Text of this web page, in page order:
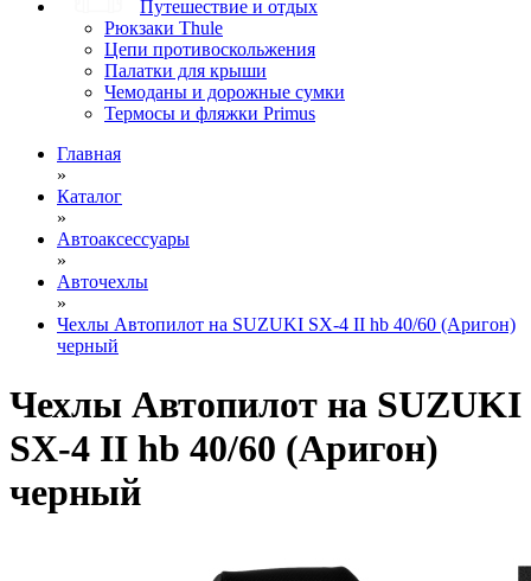
Путешествие и отдых
Рюкзаки Thule
Цепи противоскольжения
Палатки для крыши
Чемоданы и дорожные сумки
Термосы и фляжки Primus
Главная
»
Каталог
»
Автоаксессуары
»
Авточехлы
»
Чехлы Автопилот на SUZUKI SX-4 II hb 40/60 (Аригон)
черный
Чехлы Автопилот на SUZUKI
SX-4 II hb 40/60 (Аригон)
черный